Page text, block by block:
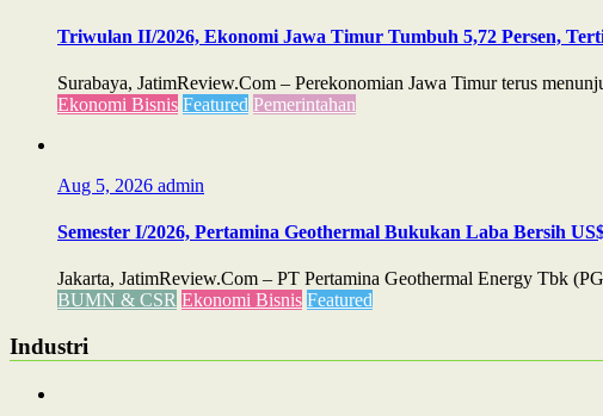
Triwulan II/2026, Ekonomi Jawa Timur Tumbuh 5,72 Persen,
Surabaya, JatimReview.Com – Perekonomian Jawa Timur terus
Ekonomi Bisnis Featured Pemerintahan
Aug 5, 2026 admin
Semester I/2026, Pertamina Geothermal Bukukan Laba Bersih
Jakarta, JatimReview.Com – PT Pertamina Geothermal Energy Tbk
BUMN & CSR Ekonomi Bisnis Featured
Industri